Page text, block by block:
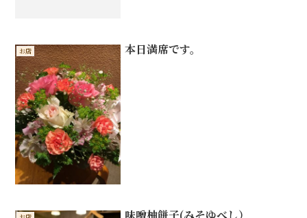
お店 本日満席です。
味噌柚餅子(みそゆべし）